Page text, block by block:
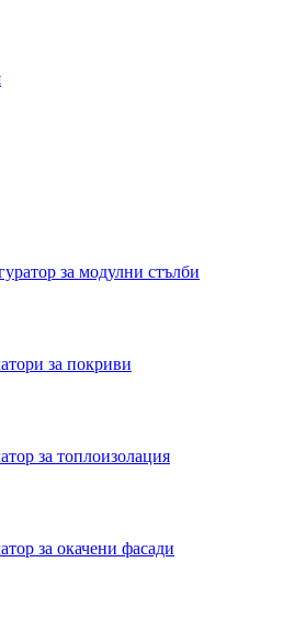
за модулни стълби
за покриви
за топлоизолация
за окачени фасади